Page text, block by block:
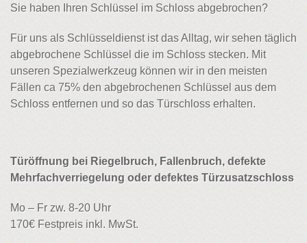
Sie haben Ihren Schlüssel im Schloss abgebrochen?
Für uns als Schlüsseldienst ist das Alltag, wir sehen täglich
abgebrochene Schlüssel die im Schloss stecken. Mit
unseren Spezialwerkzeug können wir in den meisten
Fällen ca 75% den abgebrochenen Schlüssel aus dem
Schloss entfernen und so das Türschloss erhalten.
Türöffnung bei Riegelbruch, Fallenbruch, defekte
Mehrfachverriegelung oder defektes Türzusatzschloss
Mo – Fr zw. 8-20 Uhr
170€ Festpreis inkl. MwSt.